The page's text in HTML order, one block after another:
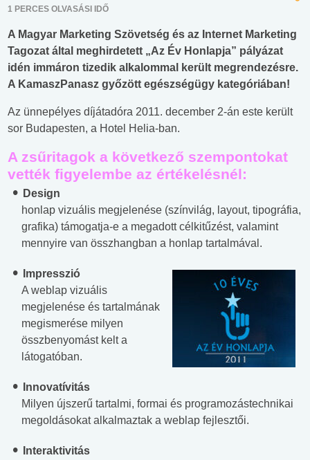
1 PERCES OLVASÁSI IDŐ
A Magyar Marketing Szövetség és az Internet Marketing
Tagozat által meghirdetett „Az Év Honlapja” pályázat
idén immáron tizedik alkalommal került megrendezésre.
A KamaszPanasz győzött egészségügy kategóriában!
Az ünnepélyes díjátadóra 2011. december 2-án este került
sor Budapesten, a Hotel Helia-ban.
A zsűritagok a következő szempontokat
vették figyelembe az értékelésnél:
Design
honlap vizuális megjelenése (színvilág, layout, tipográfia,
grafika) támogatja-e a megadott célkitűzést, valamint
mennyire van összhangban a honlap tartalmával.
Impresszió
A weblap vizuális
megjelenése és tartalmának
megismerése milyen
összbenyomást kelt a
látogatóban.
Innovatívitás
Milyen újszerű tartalmi, formai és programozástechnikai
megoldásokat alkalmaztak a weblap fejlesztői.
Interaktivitás